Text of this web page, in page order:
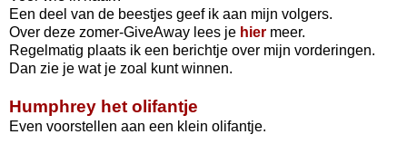
Een deel van de beestjes geef ik aan mijn volgers.
Over deze zomer-GiveAway lees je hier meer.
Regelmatig plaats ik een berichtje over mijn vorderingen.
Dan zie je wat je zoal kunt winnen.
Humphrey het olifantje
Even voorstellen aan een klein olifantje.